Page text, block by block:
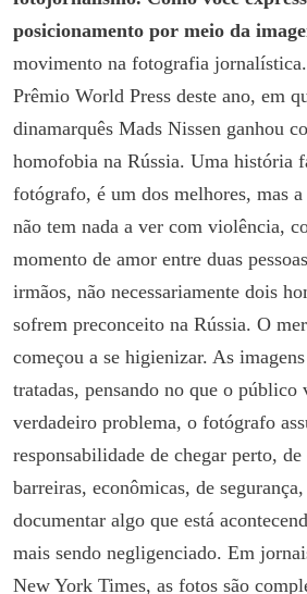
posicionamento por meio da
movimento na fotografia
Prêmio World Press deste ano, em
dinamarquês Mads Nissen ganhou
homofobia na Rússia. Uma história
fotógrafo, é um dos melhores, mas
não tem nada a ver com violência,
momento de amor entre duas
irmãos, não necessariamente dois
sofrem preconceito na Rússia. O
começou a se higienizar. As
tratadas, pensando no que o
verdadeiro problema, o fotógrafo
responsabilidade de chegar perto,
barreiras, econômicas, de
documentar algo que está
mais sendo negligenciado. Em
New York Times, as fotos são